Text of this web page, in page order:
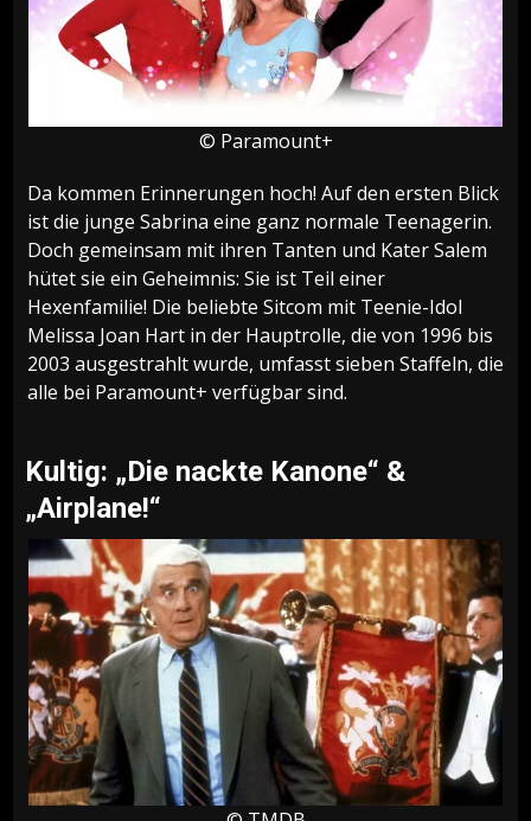
© Paramount+
Da kommen Erinnerungen hoch! Auf den ersten Blick
ist die junge Sabrina eine ganz normale Teenagerin.
Doch gemeinsam mit ihren Tanten und Kater Salem
hütet sie ein Geheimnis: Sie ist Teil einer
Hexenfamilie! Die beliebte Sitcom mit Teenie-Idol
Melissa Joan Hart in der Hauptrolle, die von 1996 bis
2003 ausgestrahlt wurde, umfasst sieben Staffeln, die
alle bei Paramount+ verfügbar sind.
Kultig: „Die nackte Kanone“ &
„Airplane!“